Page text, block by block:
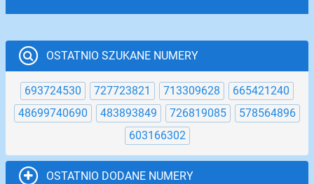
OSTATNIO SZUKANE NUMERY
693724530 727723821 713309628
665421240
48699740690
483893849 726819085
578564896
603166302
OSTATNIO DODANE NUMERY